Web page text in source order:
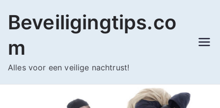
naar
inhoud
Beveiligingtips.co
m
Alles voor een veilige nachtrust!